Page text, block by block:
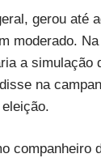
gerou até
moderado.
a simulação
na
companheiro